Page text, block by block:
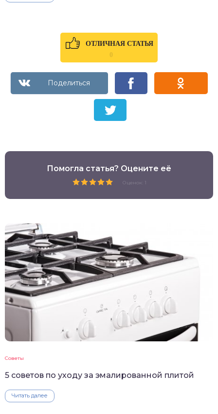
ОТЛИЧНАЯ СТАТЬЯ
0
Помогла статья? Оцените её
Оценок: 1
Советы
5 советов по уходу за эмалированной плитой
Читать далее